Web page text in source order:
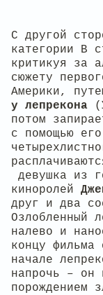
С другой
категории B
критикуя за
сюжету
Америки,
у лепрекона
потом
с помощью
девушка из
киноролей
друг и два
Озлобленный
налево и
концу фильма
начале
напрочь – он
порождением